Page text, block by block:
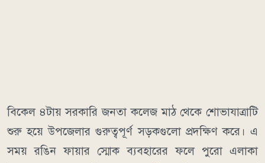
বিকেল ৪টায় সরকারি জনতা কলেজ মাঠ থেকে শোভাযাত্রাটি
শুরু হয়ে উপজেলার গুরুত্বপূর্ণ সড়কগুলো প্রদক্ষিণ করে। এ
সময় রঙিন ফায়ার স্মোক ব্যবহারের ফলে পুরো এলাকা